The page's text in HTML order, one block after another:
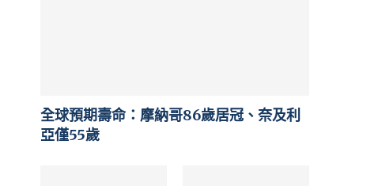
全球預期壽命：摩納哥86歲居冠、奈及利
亞僅55歲